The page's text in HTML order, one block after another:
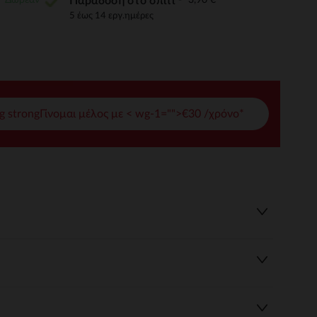
σας 5 έως 14 εργ.ημέρες
strongΓίνομαι μέλος με < wg-1="">€30 /χρόνο*